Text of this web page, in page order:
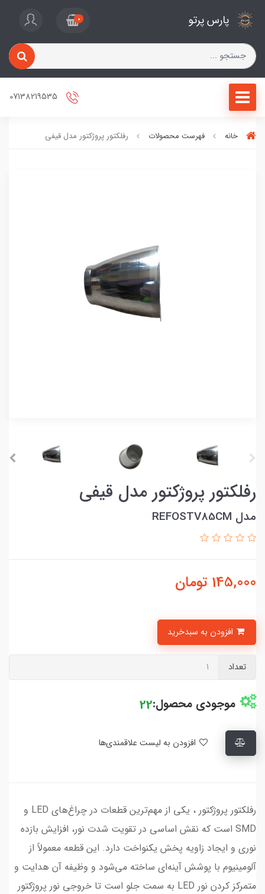
پارس پرتو 0
خانه فهرست محصولات رفلکتور پروژکتور مدل قیفی
رفلکتور پروژکتور مدل قیفی
مدل REFOSTV85CM
145,000 تومان
تعداد
موجودی محصول:22
رفلکتور پروژکتور ، یکی از مهم‌ترین قطعات در چراغ‌های LED و
SMD است که نقش اساسی در تقویت شدت نور، افزایش بازده
نوری و ایجاد زاویه پخش یکنواخت دارد. این قطعه معمولاً از
آلومینیوم با پوشش آینه‌ای ساخته می‌شود و وظیفه آن هدایت و
متمرکز کردن نور LED به سمت جلو است تا خروجی نور پروژکتور